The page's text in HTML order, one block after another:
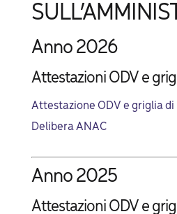
Anno 2026
Attestazioni ODV e
Attestazione ODV e griglia
Delibera ANAC
Anno 2025
Attestazioni ODV e